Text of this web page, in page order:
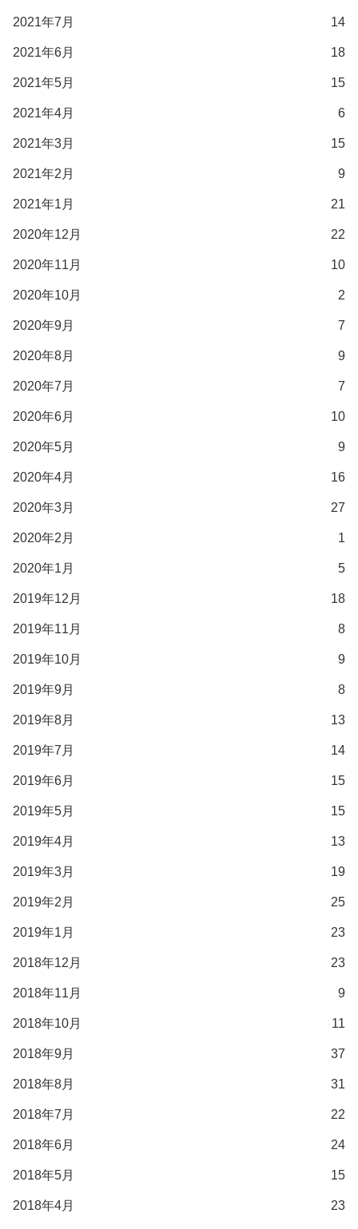
2021年7月 14
2021年6月 18
2021年5月 15
2021年4月 6
2021年3月 15
2021年2月 9
2021年1月 21
2020年12月 22
2020年11月 10
2020年10月 2
2020年9月 7
2020年8月 9
2020年7月 7
2020年6月 10
2020年5月 9
2020年4月 16
2020年3月 27
2020年2月 1
2020年1月 5
2019年12月 18
2019年11月 8
2019年10月 9
2019年9月 8
2019年8月 13
2019年7月 14
2019年6月 15
2019年5月 15
2019年4月 13
2019年3月 19
2019年2月 25
2019年1月 23
2018年12月 23
2018年11月 9
2018年10月 11
2018年9月 37
2018年8月 31
2018年7月 22
2018年6月 24
2018年5月 15
2018年4月 23